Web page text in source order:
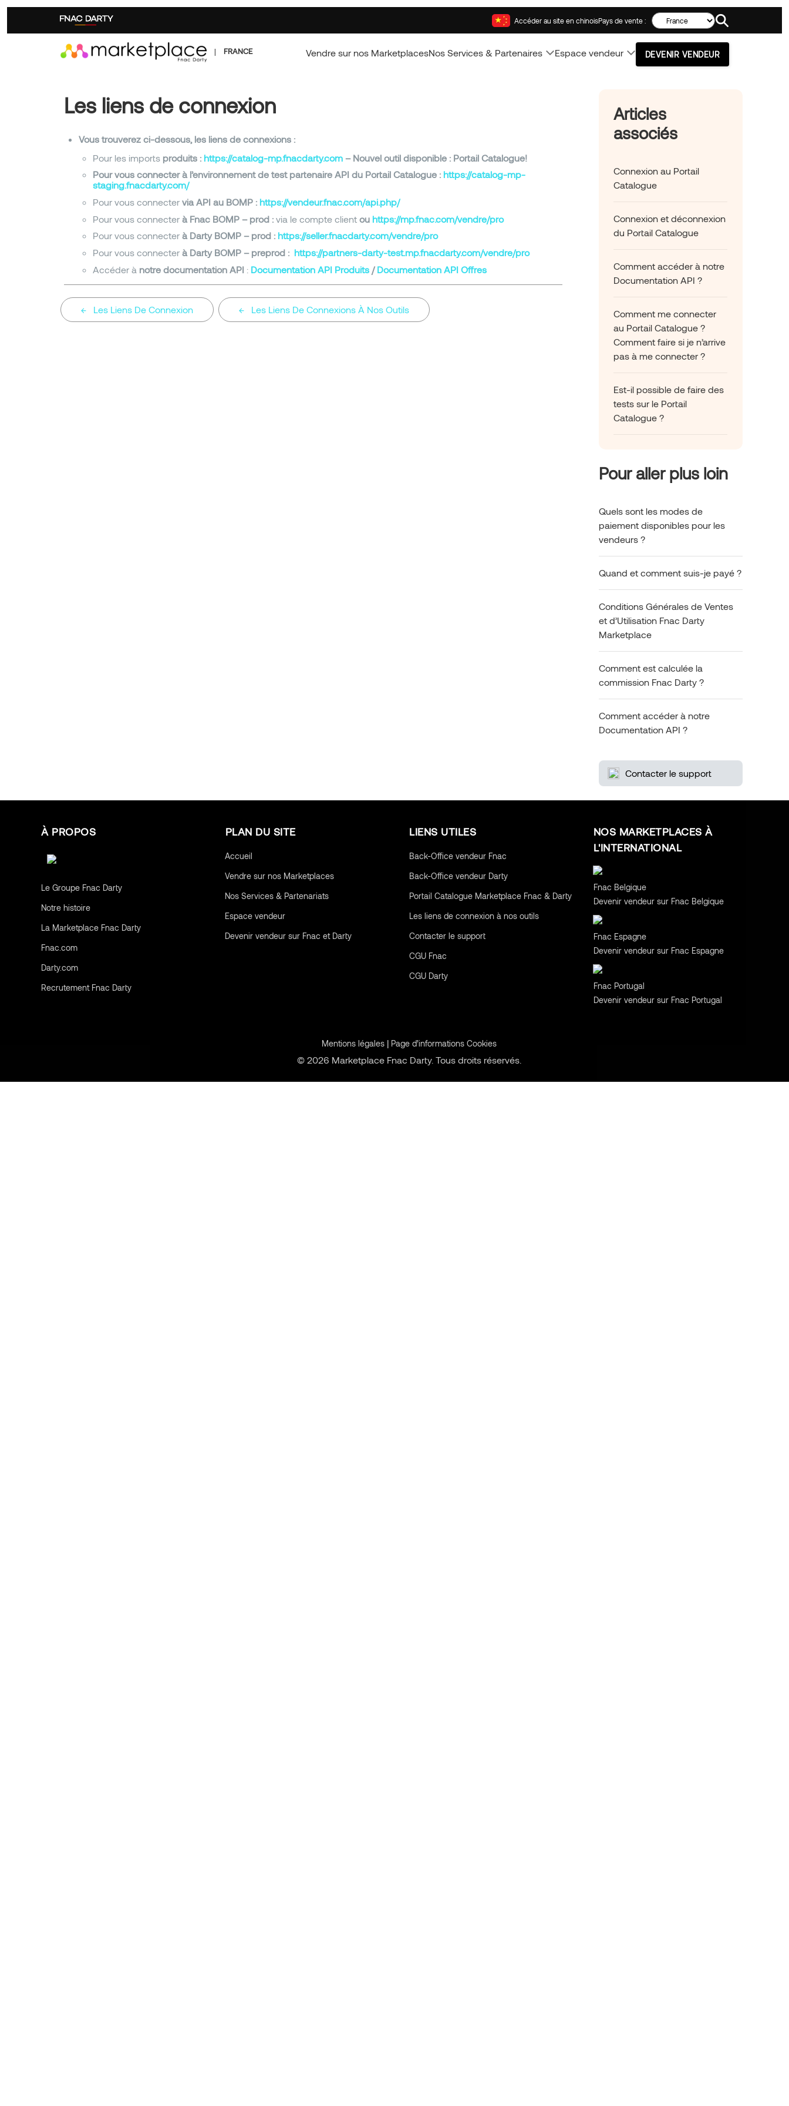
Aller
Accéder au site en chinoisPays de vente :
| FRANCE Vendre sur nos MarketplacesNos Services & Partenaires Espace vendeur DEVENIR VENDEUR
Les liens de connexion
Vous trouverez ci-dessous, les liens de connexions :
Pour les importsproduits : https://catalog-mp.fnacdarty.com– Nouvel outil disponible : Portail Catalogue!
Pour vous connecter à l’environnement de test partenaire API du Portail Catalogue : https://catalog-mp-
staging.fnacdarty.com/
Pour vous connectervia API au BOMP : https://vendeur.fnac.com/api.php/
Pour vous connecterà Fnac BOMP – prod : via le compte clientou https://mp.fnac.com/vendre/pro
Pour vous connecterà Darty BOMP – prod : https://seller.fnacdarty.com/vendre/pro
Pour vous connecterà Darty BOMP – preprod : https://partners-darty-test.mp.fnacdarty.com/vendre/pro
Accéder à notre documentation API : Documentation API Produits/ Documentation API Offres
Les Liens De Connexion Les Liens De Connexions À Nos Outils
Articles
associés
Connexion au Portail
Catalogue
Connexion et déconnexion
du Portail Catalogue
Comment accéder à notre
Documentation API ?
Comment me connecter
au Portail Catalogue ?
Comment faire si je n’arrive
pas à me connecter ?
Est-il possible de faire des
tests sur le Portail
Catalogue ?
Pour aller plus loin
Quels sont les modes de
paiement disponibles pour les
vendeurs ?
Quand et comment suis-je payé ?
Conditions Générales de Ventes
et d’Utilisation Fnac Darty
Marketplace
Comment est calculée la
commission Fnac Darty ?
Comment accéder à notre
Documentation API ?
Contacter le support
À PROPOS
Le Groupe Fnac Darty
Notre histoire
La Marketplace Fnac Darty
Fnac.com
Darty.com
Recrutement Fnac Darty
PLAN DU SITE
Accueil
Vendre sur nos Marketplaces
Nos Services & Partenariats
Espace vendeur
Devenir vendeur sur Fnac et Darty
LIENS UTILES
Back-Office vendeur Fnac
Back-Office vendeur Darty
Portail Catalogue Marketplace Fnac & Darty
Les liens de connexion à nos outils
Contacter le support
CGUFnac
CGUDarty
NOS MARKETPLACES À
L'INTERNATIONAL
Fnac Belgique
Devenir vendeur sur Fnac Belgique
Fnac Espagne
Devenir vendeur sur Fnac Espagne
Fnac Portugal
Devenir vendeur sur Fnac Portugal
Mentions légales | Page d’informations Cookies
© 2026 Marketplace Fnac Darty. Tous droits réservés.